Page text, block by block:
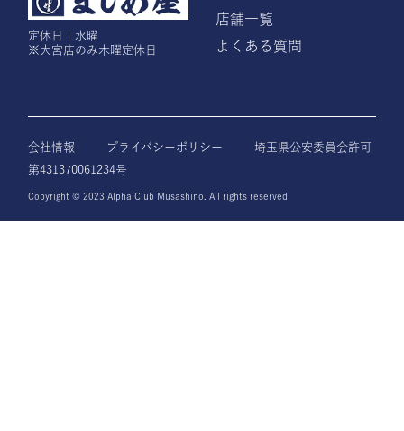
定休日｜水曜
※大宮店のみ木曜定休日
店舗一覧
よくある質問
会社情報 プライバシーポリシー
埼玉県公安委員会許可
第431370061234号
Copyright © 2023 Alpha Club Musashino. All rights reserved